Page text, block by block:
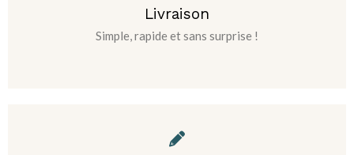
Livraison
Simple, rapide et sans surprise !